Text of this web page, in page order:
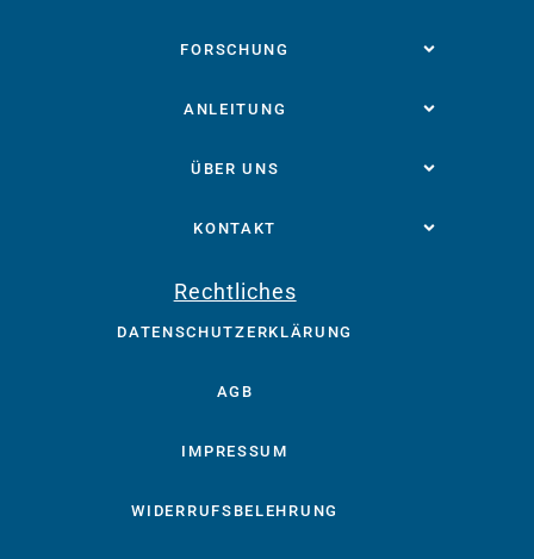
FORSCHUNG
ANLEITUNG
ÜBER UNS
KONTAKT
Rechtliches
DATENSCHUTZERKLÄRUNG
AGB
IMPRESSUM
WIDERRUFSBELEHRUNG